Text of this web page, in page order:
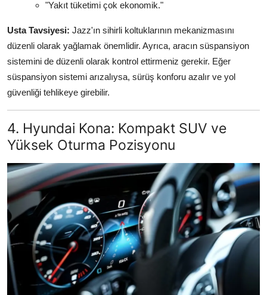
"Yakıt tüketimi çok ekonomik."
Usta Tavsiyesi: Jazz'ın sihirli koltuklarının mekanizmasını
düzenli olarak yağlamak önemlidir. Ayrıca, aracın süspansiyon
sistemini de düzenli olarak kontrol ettirmeniz gerekir. Eğer
süspansiyon sistemi arızalıysa, sürüş konforu azalır ve yol
güvenliği tehlikeye girebilir.
4. Hyundai Kona: Kompakt SUV ve
Yüksek Oturma Pozisyonu